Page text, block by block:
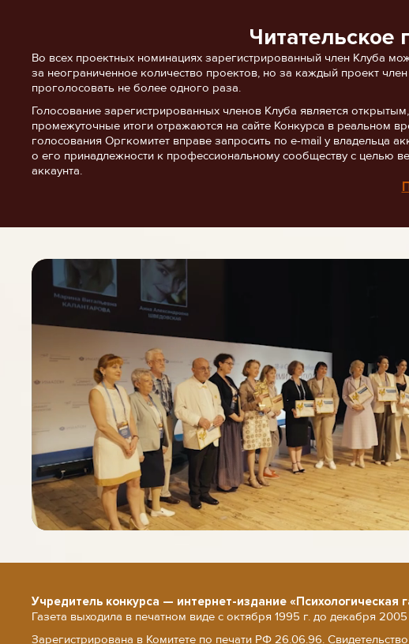
Читательское
Во всех проектных номинациях зарегистрированный член Клуба
за неограниченное количество проектов, но за каждый проект
проголосовать не более одного раза.
Голосование зарегистрированных членов Клуба является
промежуточные итоги отражаются на сайте Конкурса в реальном
голосования Оргкомитет вправе запросить по e-mail у владельца
о его принадлежности к профессиональному сообществу с целью
аккаунта.
Учредитель конкурса — интернет-издание «Психологическая
Газета выходила в печатном виде с октября 1995 г. до декабря 2005
Зарегистрирована в Комитете по печати РФ 26.06.96.